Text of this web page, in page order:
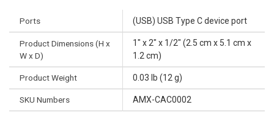
Ports (USB) USB Type C device port
Product Dimensions (H x
W x D)
1" x 2" x 1/2" (2.5 cm x 5.1 cm x
1.2 cm)
Product Weight 0.03 lb (12 g)
SKU Numbers AMX-CAC0002